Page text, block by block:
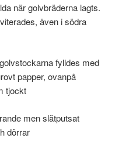
när golvbräderna lagts.
även i södra
fylldes med
papper, ovanpå
tjockt
men slätputsat
dörrar